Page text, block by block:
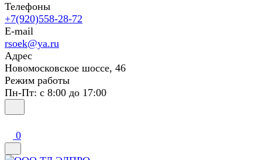
Телефоны
+7(920)558-28-72
E-mail
rsoek@ya.ru
Адрес
Новомосковское шоссе, 46
Режим работы
Пн-Пт: с 8:00 до 17:00
0